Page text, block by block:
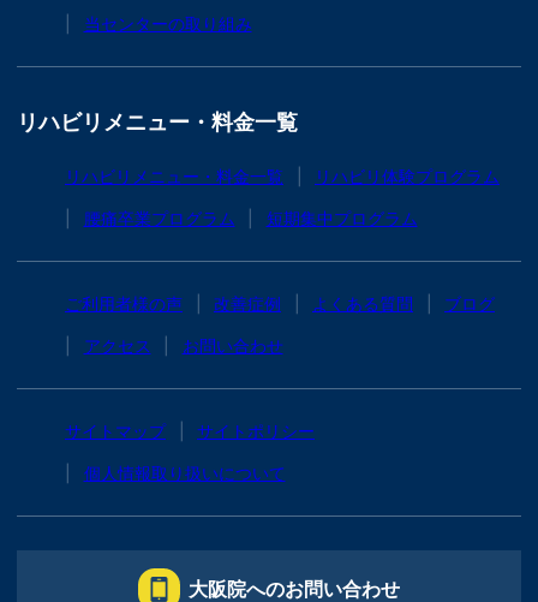
当センターの取り組み
リハビリメニュー・料金一覧
リハビリメニュー・料金一覧 リハビリ体験プログラム
腰痛卒業プログラム 短期集中プログラム
ご利用者様の声 改善症例 よくある質問 ブログ
アクセス お問い合わせ
サイトマップ サイトポリシー
個人情報取り扱いについて
大阪院へのお問い合わせ